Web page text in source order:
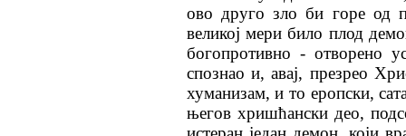
ово друго зло би горе од
великој мери било плод
богопротивно - отворено
спознао и, авај, презрео
хуманизам, и то еропски,
његов хришћански део,